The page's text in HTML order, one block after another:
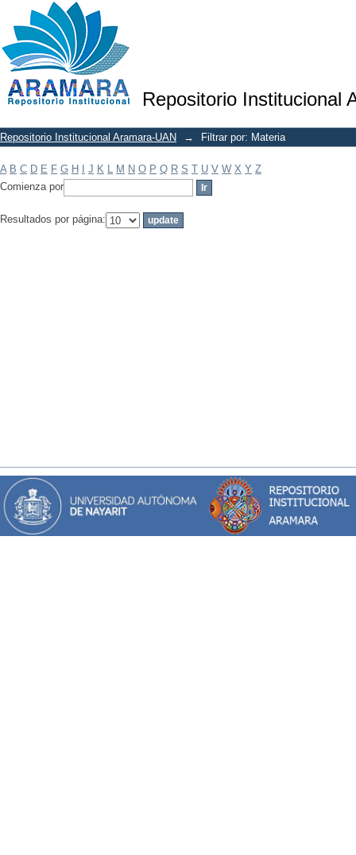
Repositorio Institucional
Filtrar por: Materia
Repositorio Institucional Aramara-UAN → Filtrar por: Materia
A B C D E F G H J K L M N O P Q R S T U V W X Y Z
Comienza por
Resultados por página: